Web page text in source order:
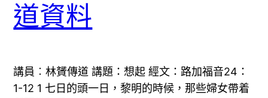
道資料
講員︰林贇傳道 講題：想起 經文：路加福音24：
1-12 1 七日的頭一日，黎明的時候，那些婦女帶着